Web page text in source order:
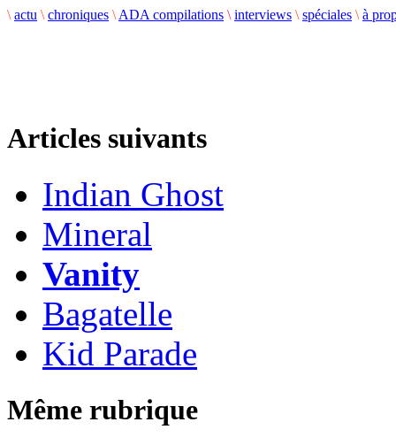
\ actu \ chroniques \ ADA compilations \ interviews \ spéciales \ à
Articles suivants
Indian Ghost
Mineral
Vanity
Bagatelle
Kid Parade
Même rubrique